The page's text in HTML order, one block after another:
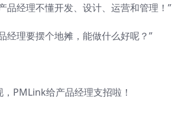
品经理不懂开发、设计、运营和管理！”
经理要摆个地摊，能做什么好呢？”
，PMLink给产品经理支招啦！